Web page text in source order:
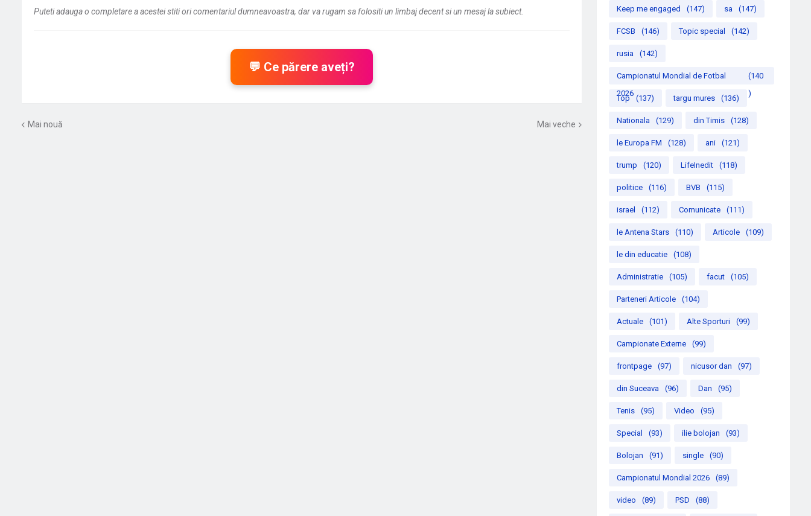
Puteti adauga o completare a acestei stiti ori comentariul dumneavoastra, dar va rugam sa folositi un limbaj decent si un mesaj la subiect.
💬 Ce părere aveți?
Mai nouă Mai veche
Keep me engaged (147) sa (147)
FCSB (146) Topic special (142)
rusia (142)
Campionatul Mondial de Fotbal
2026
(140
)
Top (137) targu mures (136)
Nationala (129) din Timis (128)
le Europa FM (128) ani (121)
trump (120) LifeInedit (118)
politice (116) BVB (115)
israel (112) Comunicate (111)
le Antena Stars (110) Articole (109)
le din educatie (108)
Administratie (105) facut (105)
Parteneri Articole (104)
Actuale (101) Alte Sporturi (99)
Campionate Externe (99)
frontpage (97) nicusor dan (97)
din Suceava (96) Dan (95)
Tenis (95) Video (95)
Special (93) ilie bolojan (93)
Bolojan (91) single (90)
Campionatul Mondial 2026 (89)
video (89) PSD (88)